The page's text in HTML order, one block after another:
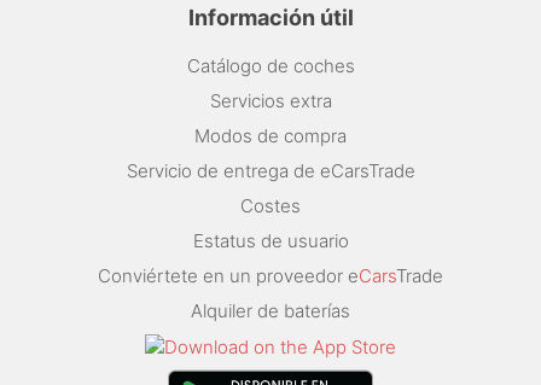
Información útil
Catálogo de coches
Servicios extra
Modos de compra
Servicio de entrega de eCarsTrade
Costes
Estatus de usuario
Conviértete en un proveedor eCarsTrade
Alquiler de baterías